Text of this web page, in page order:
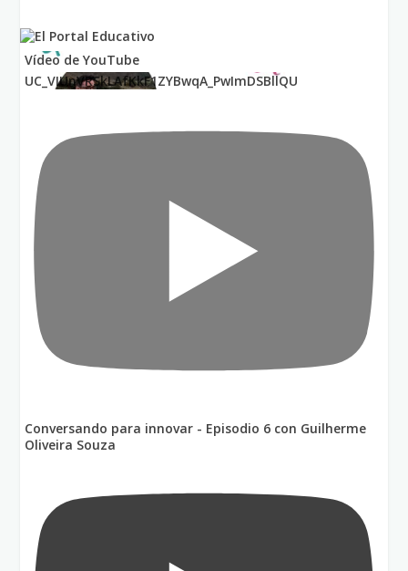
Vídeo de YouTube
UC_VIUnVRSkLAfKkF1ZYBwqA_PwImDSBllQU
Conversando para innovar - Episodio 6 con Guilherme
Oliveira Souza